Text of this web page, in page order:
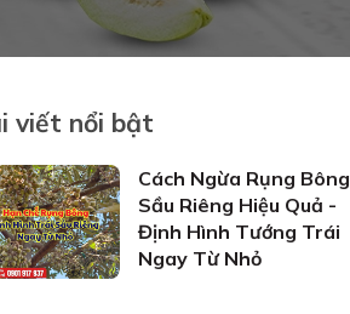
viết nổi bật
Cách Ngừa Rụng Bông
Sầu Riêng Hiệu Quả -
Định Hình Tướng Trái
Ngay Từ Nhỏ